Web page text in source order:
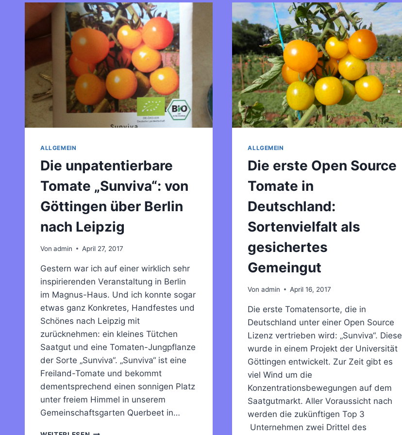
ALLGEMEIN
Die unpatentierbare
Tomate „Sunviva“: von
Göttingen über Berlin
nach Leipzig
Von admin April 27, 2017
Gestern war ich auf einer wirklich sehr
inspirierenden Veranstaltung in Berlin
im Magnus-Haus. Und ich konnte sogar
etwas ganz Konkretes, Handfestes und
Schönes nach Leipzig mit
zurücknehmen: ein kleines Tütchen
Saatgut und eine Tomaten-Jungpflanze
der Sorte „Sunviva“. „Sunviva“ ist eine
Freiland-Tomate und bekommt
dementsprechend einen sonnigen Platz
unter freiem Himmel in unserem
Gemeinschaftsgarten Querbeet in…
DIE
ALLGEMEIN
Die erste Open Source
Tomate in
Deutschland:
Sortenvielfalt als
gesichertes
Gemeingut
Von admin April 16, 2017
Die erste Tomatensorte, die in
Deutschland unter einer Open Source
Lizenz vertrieben wird: „Sunviva“. Diese
wurde in einem Projekt der Universität
Göttingen entwickelt. Zur Zeit gibt es
viel Wind um die
Konzentrationsbewegungen auf dem
Saatgutmarkt. Aller Voraussicht nach
werden die zukünftigen Top 3
Unternehmen zwei Drittel des